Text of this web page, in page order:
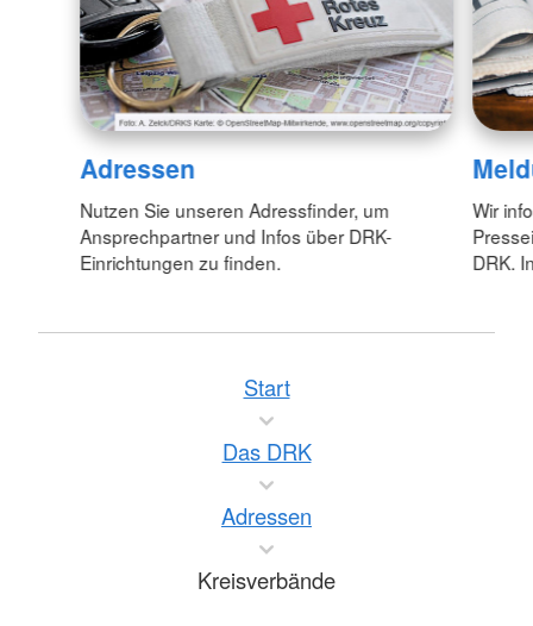
Adressen
Nutzen Sie unseren Adressfinder, um
Ansprechpartner und Infos über DRK-
Einrichtungen zu finden.
Wir
DRK.
Start
Das DRK
Adressen
Kreisverbände